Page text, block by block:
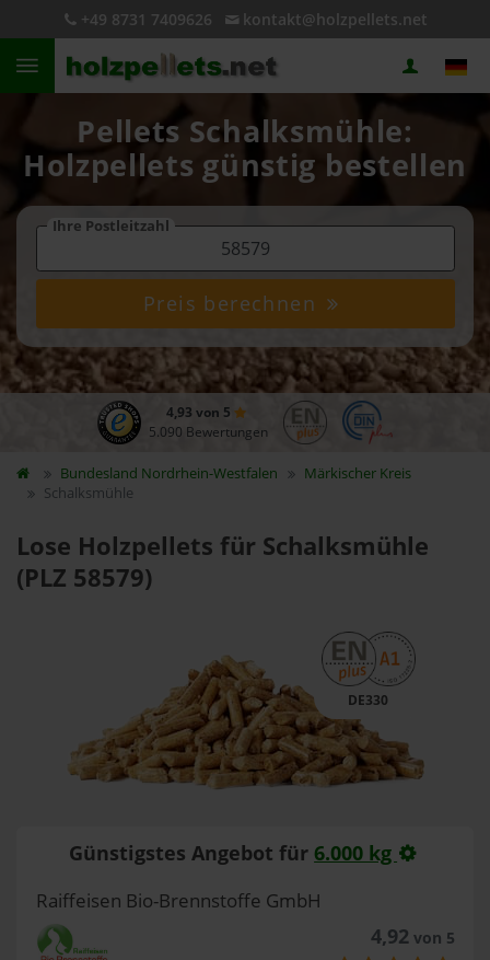
+49 8731 7409626 kontakt@holzpellets.net
Pellets Schalksmühle:
Holzpellets günstig bestellen
Ihre Postleitzahl
Preis berechnen
4,93 von 5
5.090 Bewertungen
Bundesland Nordrhein-Westfalen
Märkischer Kreis
Schalksmühle
Lose Holzpellets für Schalksmühle
(PLZ 58579)
DE330
Günstigstes Angebot für 6.000 kg
Raiffeisen Bio-Brennstoffe GmbH
4,92von 5